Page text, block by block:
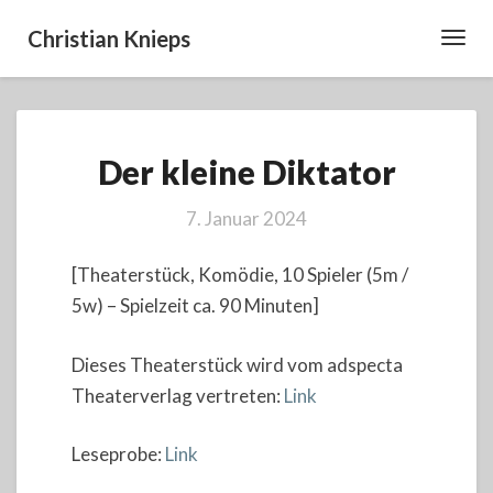
Christian Knieps
kleine
Diktator
Der kleine Diktator
7. Januar 2024
[Theaterstück, Komödie, 10 Spieler (5m /
5w) – Spielzeit ca. 90 Minuten]
Dieses Theaterstück wird vom adspecta
Theaterverlag vertreten: Link
Leseprobe: Link